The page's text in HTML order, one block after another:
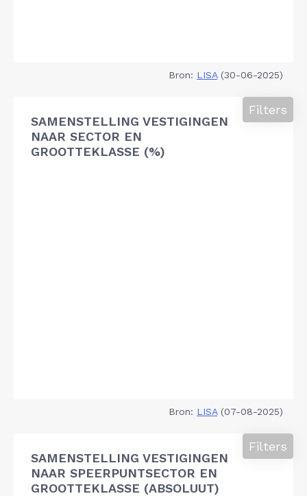
Bron: LISA(30-06-2025)
SAMENSTELLING VESTIGINGEN
NAAR SECTOR EN
GROOTTEKLASSE (%)
Filters
Bron: LISA(07-08-2025)
SAMENSTELLING VESTIGINGEN
NAAR SPEERPUNTSECTOR EN
GROOTTEKLASSE (ABSOLUUT)
Filters